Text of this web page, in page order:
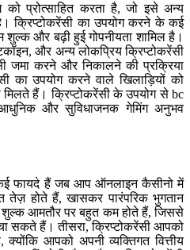
को प्रोत्साहित करता है, जो इसे अन्य
क्रिप्टोकरेंसी का उपयोग करने के कई
और बढ़ी हुई गोपनीयता शामिल है।
और अन्य लोकप्रिय क्रिप्टोकरेंसी
जमा करने और निकालने की प्रक्रिया
का उपयोग करने वाले खिलाड़ियों को
हैं। क्रिप्टोकरेंसी के उपयोग से bc
और सुविधाजनक गेमिंग अनुभव
फायदे हैं जब आप ऑनलाइन कैसीनो में
होते हैं, खासकर पारंपरिक भुगतान
शुल्क आमतौर पर बहुत कम होते हैं, जिससे
सकते हैं। तीसरा, क्रिप्टोकरेंसी आपको
क्योंकि आपको अपनी व्यक्तिगत वित्तीय